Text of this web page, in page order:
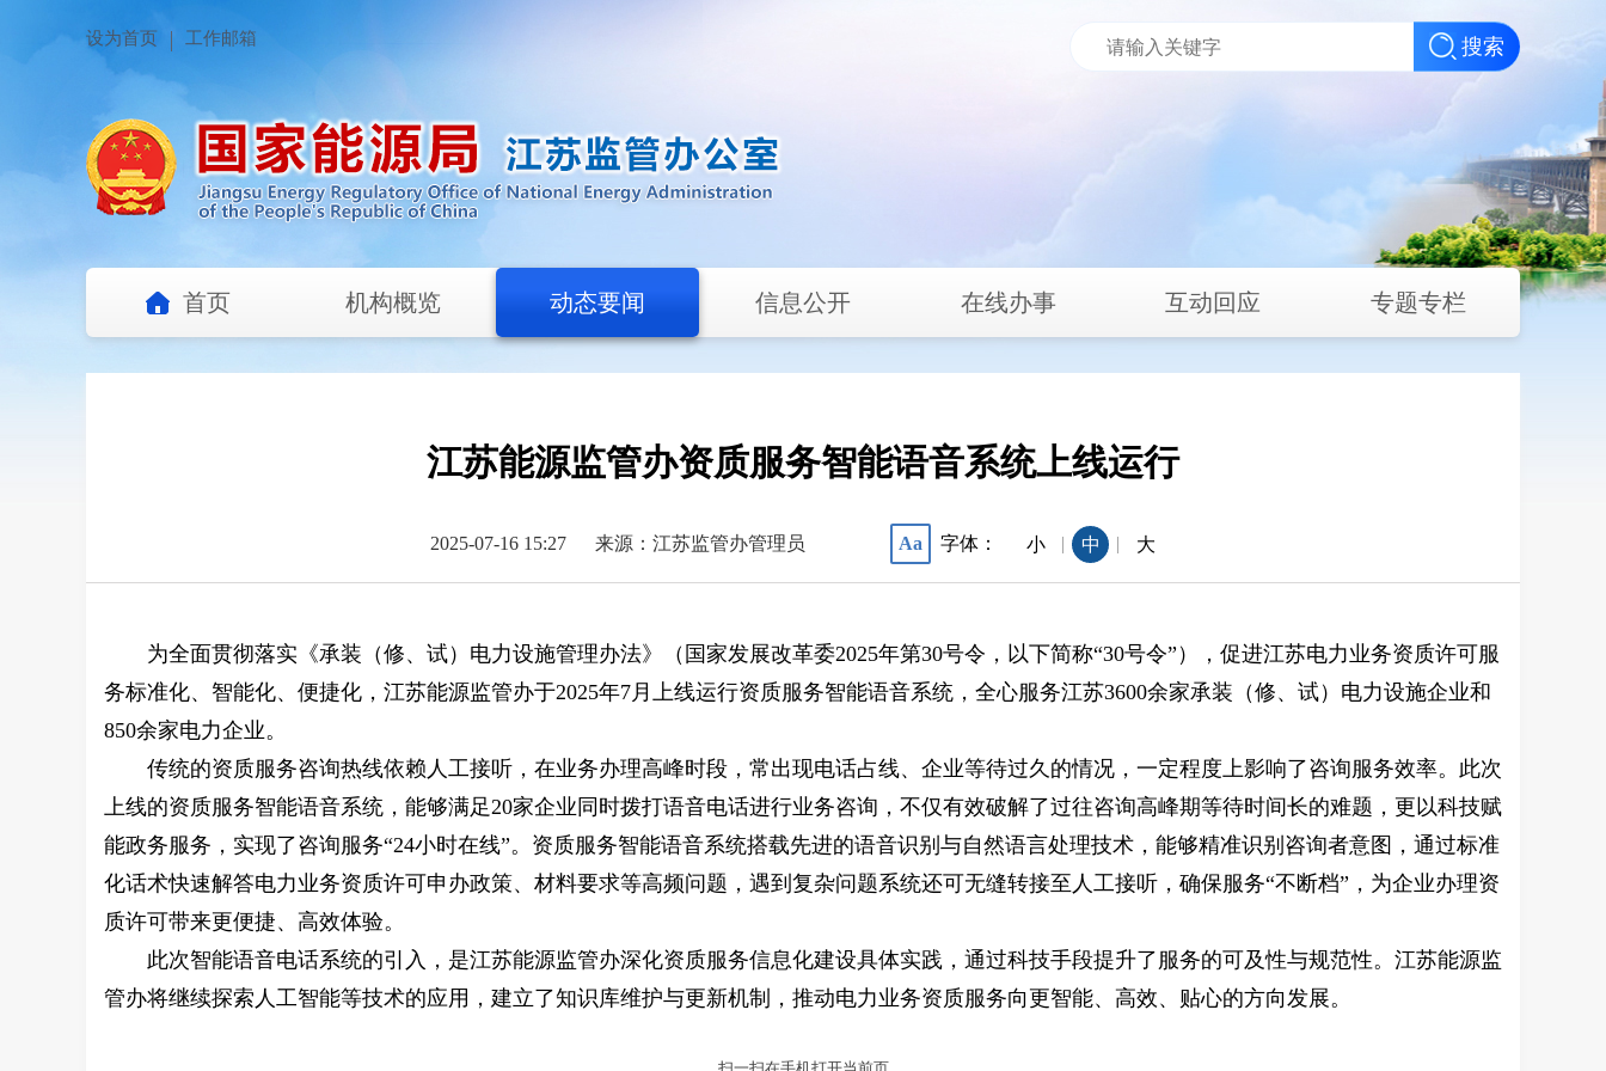
设为首页 工作邮箱 搜索
首页 机构概览 动态要闻 信息公开 在线办事 互动回应 专题专栏
江苏能源监管办资质服务智能语音系统上线运行
2025-07-16 15:27 来源：江苏监管办管理员 Aa 字体： 小 | 中 | 大
为全面贯彻落实《承装（修、试）电力设施管理办法》（国家发展改革委2025年第30号令，以下简称“30号令”），促进江苏电力业务资质许可服
务标准化、智能化、便捷化，江苏能源监管办于2025年7月上线运行资质服务智能语音系统，全心服务江苏3600余家承装（修、试）电力设施企业和
850余家电力企业。
传统的资质服务咨询热线依赖人工接听，在业务办理高峰时段，常出现电话占线、企业等待过久的情况，一定程度上影响了咨询服务效率。此次
上线的资质服务智能语音系统，能够满足20家企业同时拨打语音电话进行业务咨询，不仅有效破解了过往咨询高峰期等待时间长的难题，更以科技赋
能政务服务，实现了咨询服务“24小时在线”。资质服务智能语音系统搭载先进的语音识别与自然语言处理技术，能够精准识别咨询者意图，通过标准
化话术快速解答电力业务资质许可申办政策、材料要求等高频问题，遇到复杂问题系统还可无缝转接至人工接听，确保服务“不断档”，为企业办理资
质许可带来更便捷、高效体验。
此次智能语音电话系统的引入，是江苏能源监管办深化资质服务信息化建设具体实践，通过科技手段提升了服务的可及性与规范性。江苏能源监
管办将继续探索人工智能等技术的应用，建立了知识库维护与更新机制，推动电力业务资质服务向更智能、高效、贴心的方向发展。